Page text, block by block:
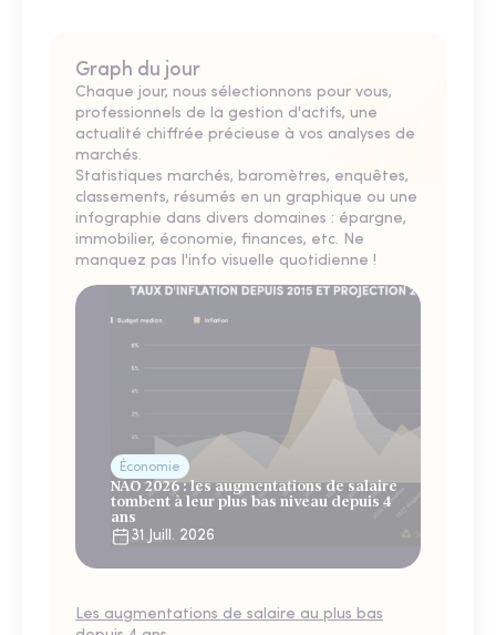
Graph du jour
Chaque jour, nous sélectionnons pour vous,
professionnels de la gestion d'actifs, une
actualité chiffrée précieuse à vos analyses de
marchés.
Statistiques marchés, baromètres, enquêtes,
classements, résumés en un graphique ou une
infographie dans divers domaines : épargne,
immobilier, économie, finances, etc. Ne
manquez pas l'info visuelle quotidienne !
Économie
NAO 2026 : les augmentations de salaire
tombent à leur plus bas niveau depuis 4
ans
31 Juill. 2026
Les augmentations de salaire au plus bas